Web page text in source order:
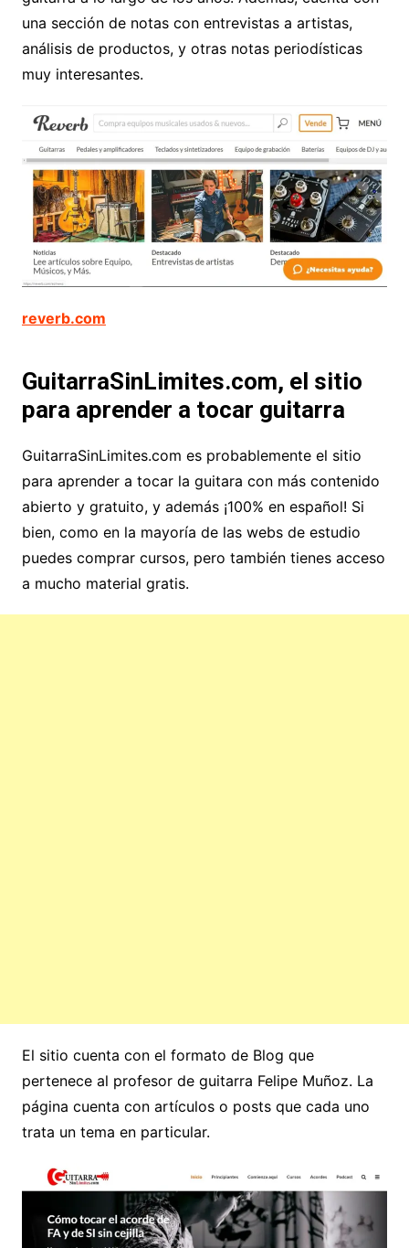
una sección de notas con entrevistas a artistas,
análisis de productos, y otras notas periodísticas
muy interesantes.
reverb.com
GuitarraSinLimites.com, el sitio
para aprender a tocar guitarra
GuitarraSinLimites.com es probablemente el sitio
para aprender a tocar la guitara con más contenido
abierto y gratuito, y además ¡100% en español! Si
bien, como en la mayoría de las webs de estudio
puedes comprar cursos, pero también tienes acceso
a mucho material gratis.
El sitio cuenta con el formato de Blog que
pertenece al profesor de guitarra Felipe Muñoz. La
página cuenta con artículos o posts que cada uno
trata un tema en particular.